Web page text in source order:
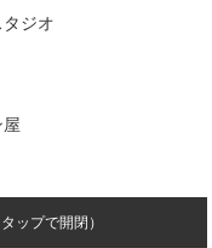
ジオ
ップで開閉）